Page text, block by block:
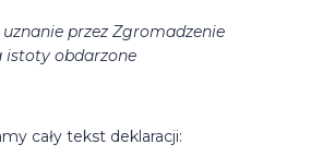
przez Zgromadzenie
istoty obdarzone
cały tekst deklaracji: